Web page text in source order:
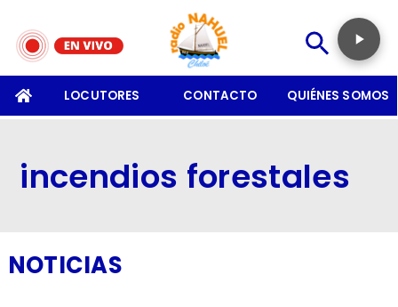
LOCUTORES CONTACTO QUIÉNES SOMOS
incendios forestales
NOTICIAS